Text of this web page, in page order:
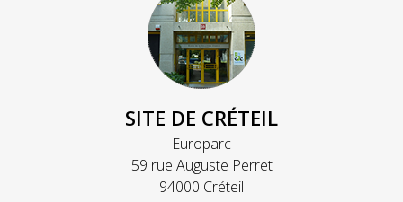
SITE DE CRÉTEIL
Europarc
59 rue Auguste Perret
94000 Créteil